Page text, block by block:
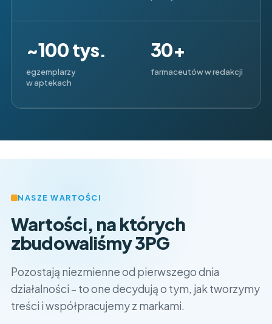
~100 tys.
egzemplarzy
w aptekach
30+
farmaceutów w redakcji
NASZE WARTOŚCI
Wartości, na których
zbudowaliśmy 3PG
Pozostają niezmienne od pierwszego dnia
działalności – to one decydują o tym, jak tworzymy
treści i współpracujemy z markami.